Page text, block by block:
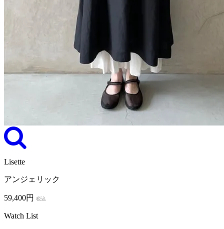
Lisette
アンジェリック
59,400円 税込
Watch List